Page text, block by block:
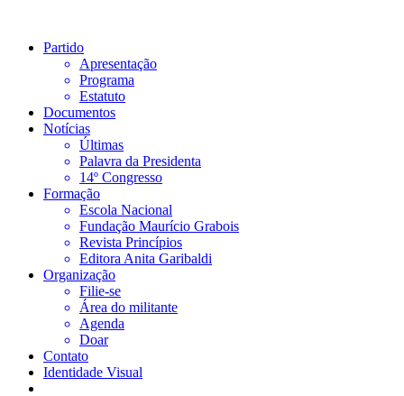
Partido
Apresentação
Programa
Estatuto
Documentos
Notícias
Últimas
Palavra da Presidenta
14º Congresso
Formação
Escola Nacional
Fundação Maurício Grabois
Revista Princípios
Editora Anita Garibaldi
Organização
Filie-se
Área do militante
Agenda
Doar
Contato
Identidade Visual